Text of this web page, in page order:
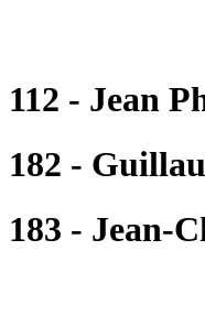
112 - Jean
182 -
183 - Jean-